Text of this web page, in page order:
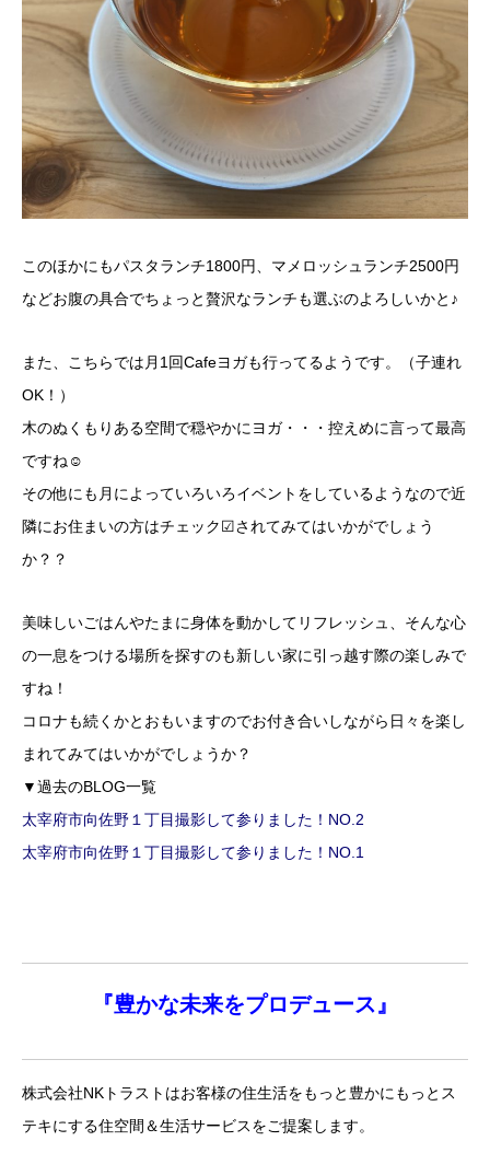
このほかにもパスタランチ1800円、マメロッシュランチ2500円
などお腹の具合でちょっと贅沢なランチも選ぶのよろしいかと♪
また、こちらでは月1回Cafeヨガも行ってるようです。（子連れ
OK！）
木のぬくもりある空間で穏やかにヨガ・・・控えめに言って最高
ですね☺
その他にも月によっていろいろイベントをしているようなので近
隣にお住まいの方はチェック☑されてみてはいかがでしょう
か？？
美味しいごはんやたまに身体を動かしてリフレッシュ、そんな心
の一息をつける場所を探すのも新しい家に引っ越す際の楽しみで
すね！
コロナも続くかとおもいますのでお付き合いしながら日々を楽し
まれてみてはいかがでしょうか？
▼過去のBLOG一覧
太宰府市向佐野１丁目撮影して参りました！NO.2
太宰府市向佐野１丁目撮影して参りました！NO.1
『豊かな未来をプロデュース』
株式会社NKトラストはお客様の住生活をもっと豊かにもっとス
テキにする住空間＆生活サービスをご提案します。